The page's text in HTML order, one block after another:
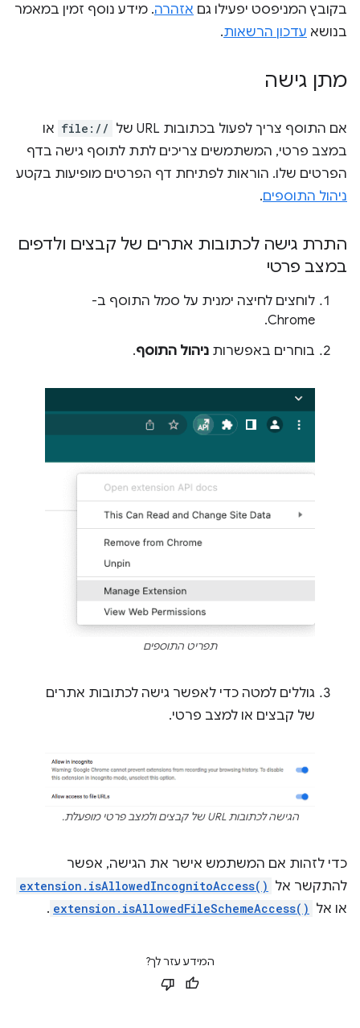
בקובץ המניפסט יפעילו גם אזהרה. מידע נוסף זמין במאמר
בנושא עדכון הרשאות.
מתן גישה
אם התוסף צריך לפעול בכתובות URL של file:// או
במצב פרטי, המשתמשים צריכים לתת לתוסף גישה בדף
הפרטים שלו. הוראות לפתיחת דף הפרטים מופיעות בקטע
ניהול התוספים.
התרת גישה לכתובות אתרים של קבצים ולדפים
במצב פרטי
לוחצים לחיצה ימנית על סמל התוסף ב-
Chrome.
בוחרים באפשרות ניהול התוסף.
תפריט התוספים
גוללים למטה כדי לאפשר גישה לכתובות אתרים
של קבצים או למצב פרטי.
הגישה לכתובות URL של קבצים ולמצב פרטי מופעלת.
כדי לזהות אם המשתמש אישר את הגישה, אפשר
להתקשר אל extension.isAllowedIncognitoAccess()
או אל extension.isAllowedFileSchemeAccess()
.
המידע עזר לך?